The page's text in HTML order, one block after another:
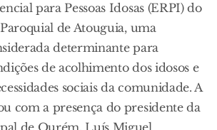
para Pessoas Idosas (ERPI) do
de Atouguia, uma
determinante para
de acolhimento dos idosos e
sociais da comunidade. A
com a presença do presidente da